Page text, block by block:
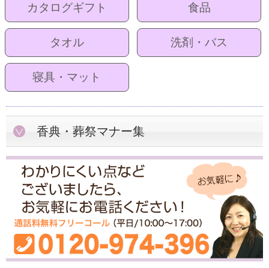
カタログギフト
タオル
寝具・マット
食品
洗剤・バス
香典・葬祭マナー集